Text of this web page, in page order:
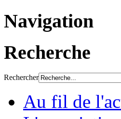
Navigation
Recherche
Rechercher
Au fil de